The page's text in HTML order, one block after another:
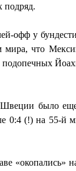
подряд.
офф у
мира, что
подопечных
Швеции было
0:4 (!) на 55-й
«окопались»